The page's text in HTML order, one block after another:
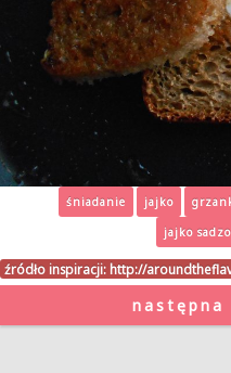
śniadanie jajko
jajko
źródło inspiracji: http://